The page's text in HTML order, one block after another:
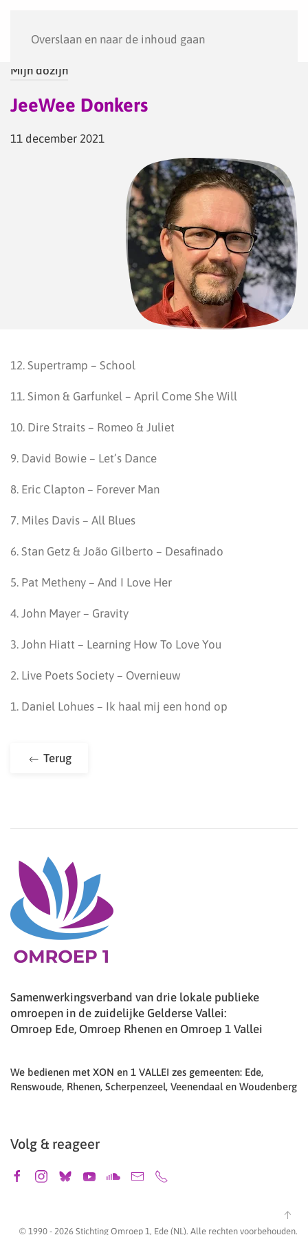
Overslaan en naar de inhoud gaan
Mijn dozijn
JeeWee Donkers
11 december 2021
12. Supertramp – School
11. Simon & Garfunkel – April Come She Will
10. Dire Straits – Romeo & Juliet
9. David Bowie – Let’s Dance
8. Eric Clapton – Forever Man
7. Miles Davis – All Blues
6. Stan Getz & João Gilberto – Desafinado
5. Pat Metheny – And I Love Her
4. John Mayer – Gravity
3. John Hiatt – Learning How To Love You
2. Live Poets Society – Overnieuw
1. Daniel Lohues – Ik haal mij een hond op
Terug
Samenwerkingsverband van drie lokale publieke
omroepen in de zuidelijke Gelderse Vallei:
Omroep Ede, Omroep Rhenen en Omroep 1 Vallei
We bedienen met XON en 1 VALLEI zes gemeenten: Ede,
Renswoude, Rhenen, Scherpenzeel, Veenendaal en Woudenberg
Volg & reageer
© 1990 - 2026 Stichting Omroep 1, Ede (NL). Alle rechten voorbehouden.